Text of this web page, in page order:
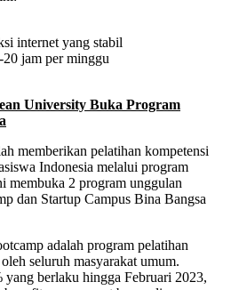
internet yang stabil
jam per minggu
University Buka Program
memberikan pelatihan kompetensi
Indonesia melalui program
membuka 2 program unggulan
dan Startup Campus Bina Bangsa
adalah program pelatihan
seluruh masyarakat umum.
yang berlaku hingga Februari 2023,